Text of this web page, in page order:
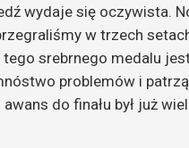
wydaje się oczywista.
w trzech
srebrnego medalu
problemów i
do finału był już